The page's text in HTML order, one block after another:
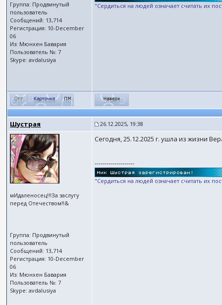
Группа: Продвинутый
пользователь
Сообщений: 13,714
Регистрация: 10-December
06
Из: Мюнхен Бавария
Пользователь №: 7
Skype: avdalusiya
"Сердиться на людей означает считать их
Шустрая 26.12.2025, 19:38
мИдаленосец!!!За заслугу
перед Отечеством!!&
Группа: Продвинутый
пользователь
Сообщений: 13,714
Регистрация: 10-December
06
Из: Мюнхен Бавария
Пользователь №: 7
Skype: avdalusiya
Сегодня, 25.12.2025 г. ушла из жизни
--------------------
"Сердиться на людей означает считать их